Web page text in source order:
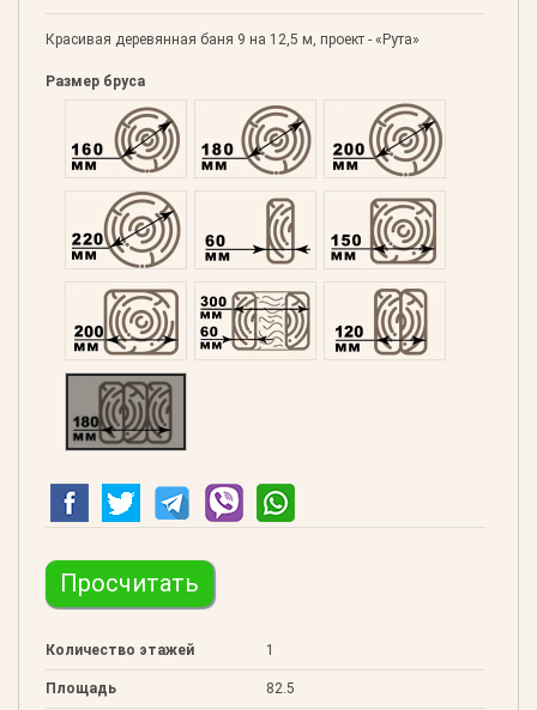
Красивая деревянная баня 9 на 12,5 м, проект - «Рута»
Размер бруса
Оцилиндрованний 160Оцилиндрованний 180Оцилиндрованний
Оцилиндрованний 220Профилированний 60Профилированний
Профилированний 200Двойной 300 Клееный 120
Клееный 180
Просчитать
Количество этажей 1
Площадь 82.5